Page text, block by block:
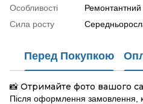
Особливості
Ремонтантний
Сила росту
Перед Покупкою
📸 Отримайте фото вашого
Після оформлення замовлення,